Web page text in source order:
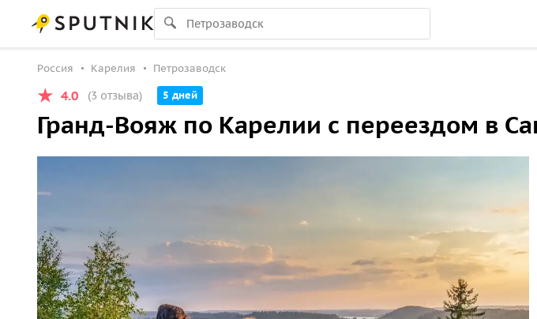
Россия Карелия Петрозаводск
4.0 (3 отзыва) 5 дней
Гранд-Вояж по Карелии с переездом в